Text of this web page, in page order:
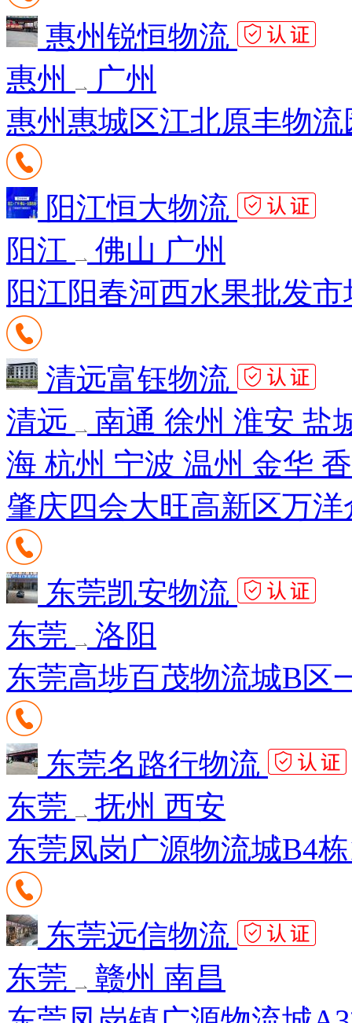
惠州锐恒物流
惠州
广州
惠州惠城区江北原丰物流
阳江恒大物流
阳江
佛山 广州
阳江阳春河西水果批发
清远富钰物流
清远
南通 徐州 淮安 盐
海 杭州 宁波 温州 金华
肇庆四会大旺高新区万
东莞凯安物流
东莞
洛阳
东莞高埗百茂物流城B区
东莞名路行物流
东莞
抚州 西安
东莞凤岗广源物流城B4
东莞远信物流
东莞
赣州 南昌